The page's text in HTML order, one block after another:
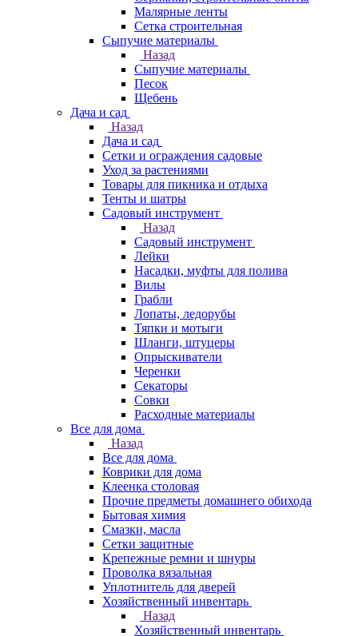
Малярные ленты
Сетка строительная
Сыпучие материалы
Назад
Сыпучие материалы
Песок
Щебень
Дача и сад
Назад
Дача и сад
Сетки и ограждения садовые
Уход за растениями
Товары для пикника и отдыха
Тенты и шатры
Садовый инструмент
Назад
Садовый инструмент
Лейки
Насадки, муфты для полива
Вилы
Грабли
Лопаты, ледорубы
Тяпки и мотыги
Шланги, штуцеры
Опрыскиватели
Черенки
Секаторы
Совки
Расходные материалы
Все для дома
Назад
Все для дома
Коврики для дома
Клеенка столовая
Прочие предметы домашнего обихода
Бытовая химия
Смазки, масла
Сетки защитные
Крепежные ремни и шнуры
Проволка вязальная
Уплотнитель для дверей
Хозяйственный инвентарь
Назад
Хозяйственный инвентарь